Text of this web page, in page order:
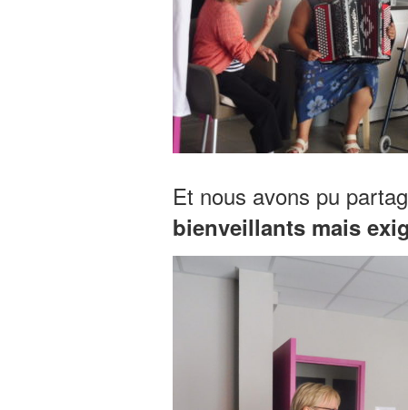
Et nous avons pu
bienveillants mais